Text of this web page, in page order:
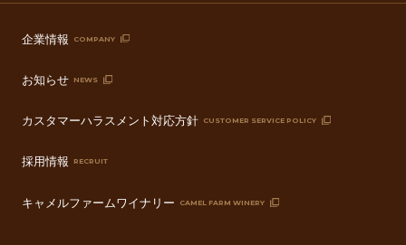
企業情報 COMPANY
お知らせ NEWS
カスタマーハラスメント対応方針 CUSTOMER SERVICE POLICY
採用情報 RECRUIT
キャメルファームワイナリー CAMEL FARM WINERY